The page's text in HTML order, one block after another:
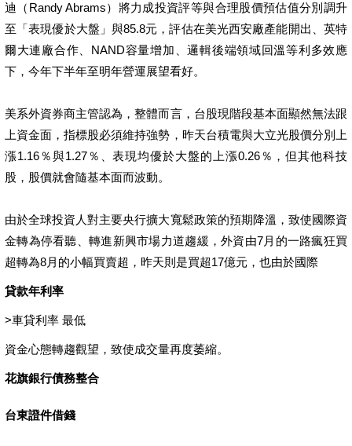
迪（Randy Abrams）將力成投資評等與合理股價預估值分別調升
至「表現優於大盤」與85.8元，評估在美光西安廠產能開出、英特
爾大連廠合作、NAND容量增加、邏輯後端領域回溫等利多效應
下，今年下半年至明年營運展望看好。
美系外資券商主管認為，整體而言，台股現階段基本面顯然無法跟
上資金面，指標股必須維持強勢，昨天台積電與大立光股價分別上
漲1.16％與1.27％、表現均優於大盤的上漲0.26％，但其他科技
股，股價就會隨基本面而波動。
由於全球投資人對主要央行擴大寬鬆政策的預期降溫，致使國際資
金轉為停看聽、轉進新興市場力道趨緩，外資由7月的一路瘋狂買
超轉為8月的小幅買賣超，昨天則是買超17億元，也由於國際
貸款年利率
>車貸利率 最低
資金心態轉趨觀望，致使成交量再度萎縮。
花旗銀行債務整合
台東證件借錢